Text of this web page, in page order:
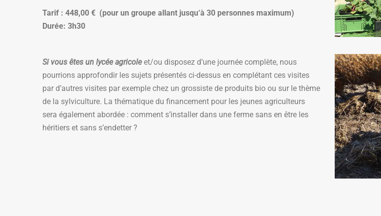
Tarif : 448,00 € (pour un groupe allant jusqu‘à 30 personnes maximum)
Durée: 3h30
Si vous êtes un lycée agricoleet/ou disposez d’une journée complète, nous
pourrions approfondir les sujets présentés ci-dessus en complétant ces visites
par d’autres visites par exemple chez un grossiste de produits bio ou sur le thème
de la sylviculture. La thématique du financement pour les jeunes agriculteurs
sera également abordée : comment s’installer dans une ferme sans en être les
héritiers et sans s’endetter ?